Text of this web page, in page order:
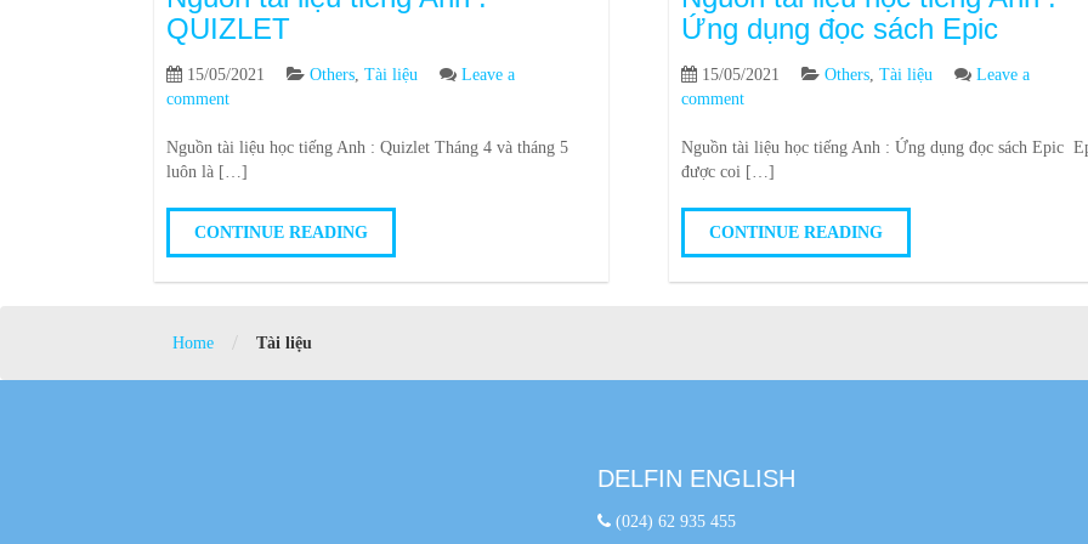
QUIZLET
15/05/2021 Others, Tài liệu
Leave a
comment
Nguồn tài liệu học tiếng Anh : Quizlet Tháng 4 và tháng 5
luôn là […]
CONTINUE READING
Ứng dụng đọc sách Epic
15/05/2021 Others, Tài liệu
Leave a
comment
Nguồn tài liệu học tiếng Anh : Ứng dụng đọc sách Epic
được coi […]
CONTINUE READING
Home / Tài liệu
DELFIN ENGLISH
(024) 62 935 455